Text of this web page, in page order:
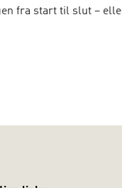
fra start til slut –